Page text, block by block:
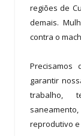
regiões de
demais.
contra o
Precisamos
garantir
trabalho,
reprodutivo